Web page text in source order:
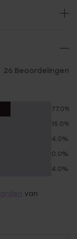
26 Beoordelingen
77.0%
15.0%
4.0%
0.0%
4.0%
van